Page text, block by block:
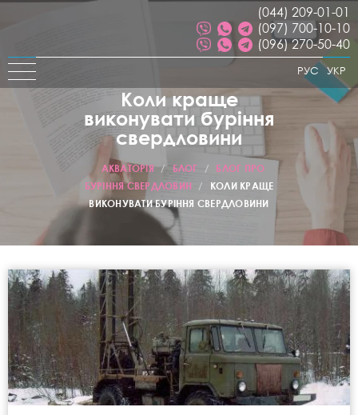
(044) 209-01-01
(097) 700-10-10
(096) 270-50-40
УКР
РУС
Коли краще
виконувати буріння
свердловини
АКВАТОРІЯ / БЛОГ /
БЛОГ ПРО
БУРІННЯ СВЕРДЛОВИН
/
КОЛИ КРАЩЕ
ВИКОНУВАТИ БУРІННЯ СВЕРДЛОВИНИ